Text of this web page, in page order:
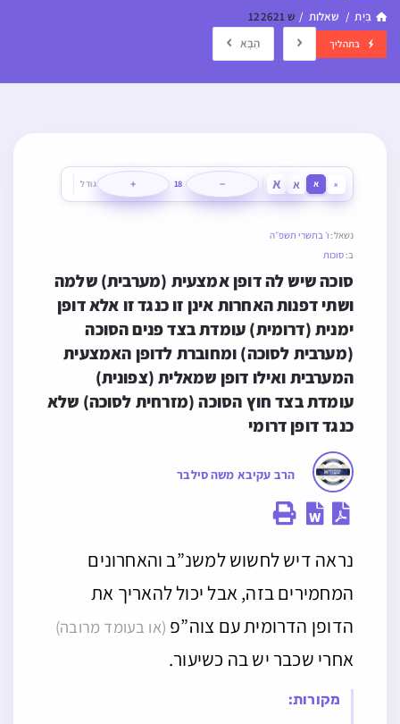
בַּיִת / שאלות / ש 122621
הַבָּא
בתהליך
א א א א −
18
+ גודל
נשאל: ו׳ בתשרי תשפ״ה
ב:סוכות
ושתי דפנות האחרות אינן זו כנגד זו אלא דופן
ימנית (דרומית) עומדת בצד פנים הסוכה
(מערבית לסוכה) ומחוברת לדופן האמצעית
כנגד דופן דרומי
הרב עקיבא משה סילבר
נראה דיש לחשוש למשנ”ב והאחרונים
המחמירים בזה, אבל יכול להאריך את
הדופן הדרומית עם צוה”פ (או בעומד מרובה)
אחרי שכבר יש בה כשיעור.
מקורות: